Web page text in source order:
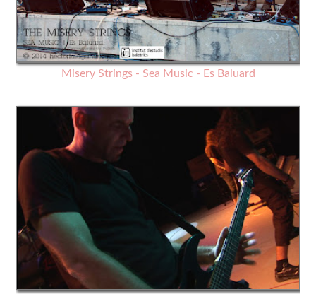
Misery Strings - Sea Music - Es Baluard